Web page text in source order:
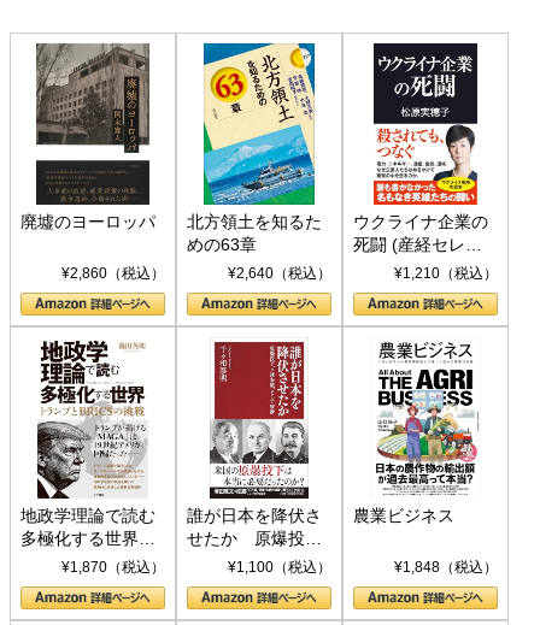
廃墟のヨーロッパ
¥2,860（税込）
北方領土を知るた
めの63章
¥2,640（税込）
ウクライナ企業の
死闘 (産経セレク
ト S 039)¥1,210（税込）
地政学理論で読む
多極化する世界：
トランプとBRICS
の挑戦
¥1,870（税込）
誰が日本を降伏さ
せたか 原爆投
下、ソ連参戦、そ
して聖断 (PHP新
書)
¥1,100（税込）
農業ビジネス
¥1,848（税込）